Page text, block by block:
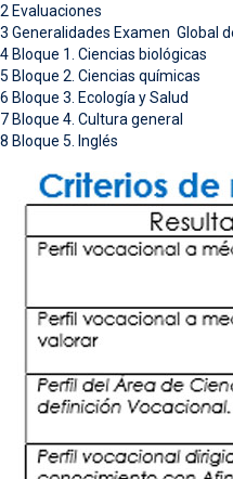
2 Evaluaciones
3 Generalidades Examen Global
4 Bloque 1. Ciencias biológicas
5 Bloque 2. Ciencias químicas
6 Bloque 3. Ecología y Salud
7 Bloque 4. Cultura general
8 Bloque 5. Inglés